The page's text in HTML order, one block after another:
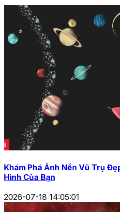
Khám Phá Ảnh Nền Vũ Trụ
Hình Của Bạn
2026-07-18 14:05:01